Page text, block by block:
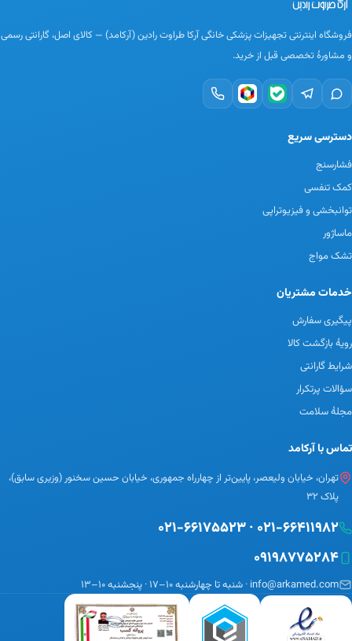
فروشگاه اینترنتی تجهیزات پزشکی خانگی آرکا طراوت رادین (آرکامد) — کالای اصل، گارانتی رسمی
و مشاورهٔ تخصصی قبل از خرید.
دسترسی سریع
فشارسنج
کمک تنفسی
توانبخشی و فیزیوتراپی
ماساژور
تشک مواج
خدمات مشتریان
پیگیری سفارش
رویهٔ بازگشت کالا
شرایط گارانتی
سؤالات پرتکرار
مجلهٔ سلامت
تماس با آرکامد
تهران، خیابان ولیعصر، پایین‌تر از چهارراه جمهوری، خیابان حسین سخنور (وزیری سابق)،
پلاک ۳۲
۰۲۱-۶۶۱۷۵۵۲۳· ۰۲۱-۶۶۴۱۱۹۸۲
۰۹۱۹۸۷۷۵۲۸۴
info@arkamed.com · شنبه تا چهارشنبه ۱۰–۱۷ · پنجشنبه ۱۰–۱۳